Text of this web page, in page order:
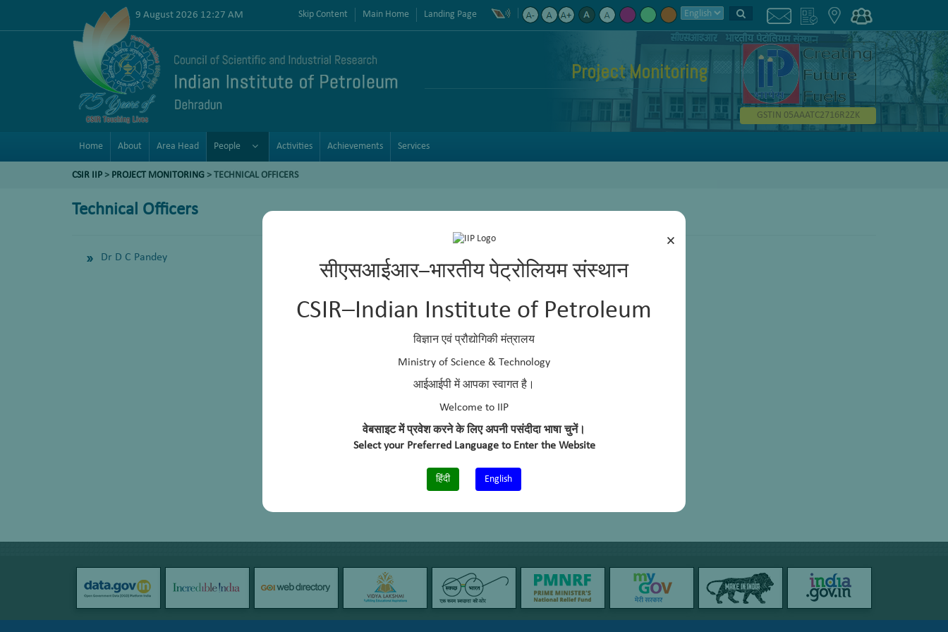
×
सीएसआईआर–भारतीय पेट्रोलियम संस्थान
CSIR–Indian Institute of Petroleum
विज्ञान एवं प्रौद्योगिकी मंत्रालय
Ministry of Science & Technology
आईआईपी में आपका स्वागत है।
Welcome to IIP
वेबसाइट में प्रवेश करने के लिए अपनी पसंदीदा भाषा चुनें।
Select your Preferred Language to Enter the Website
हिंदी English
9 August 2026 12:27 AM Skip Content Main Home Landing Page
Project Monitoring
GSTIN 05AAATC2716R2ZK
Home About Area Head People Activities Achievements Services
CSIR IIP > PROJECT MONITORING > TECHNICAL OFFICERS
Technical Officers
Dr D C Pandey